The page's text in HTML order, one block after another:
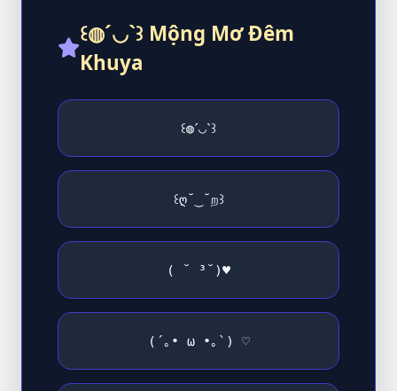
꒰◍ˊ◡ˋ꒱ Mộng Mơ Đêm
Khuya
꒰◍ˊ◡ˋ꒱
꒰ღ˘‿˘ற꒱
( ˘ ³˘)♥
(´｡• ω •｡`) ♡